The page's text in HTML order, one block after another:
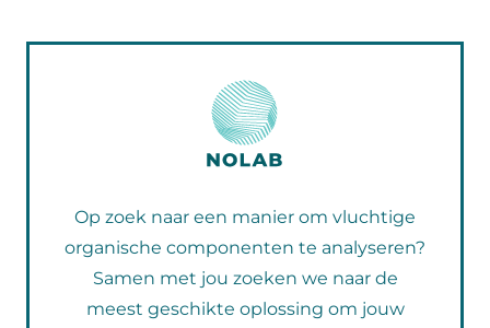
Op zoek naar een manier om vluchtige
organische componenten te analyseren?
Samen met jou zoeken we naar de
meest geschikte oplossing om jouw